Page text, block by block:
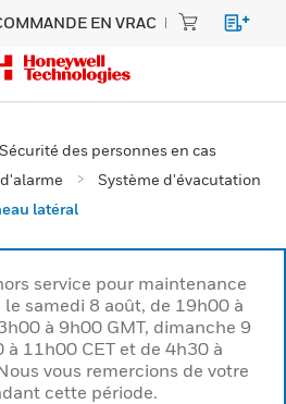
EN VRAC
Sécurité des personnes en cas
Système d'évacutation
latéral
service pour maintenance
samedi 8 août, de 19h00 à
à 9h00 GMT, dimanche 9
à 11h00 CET et de 4h30 à
vous remercions de votre
cette période.